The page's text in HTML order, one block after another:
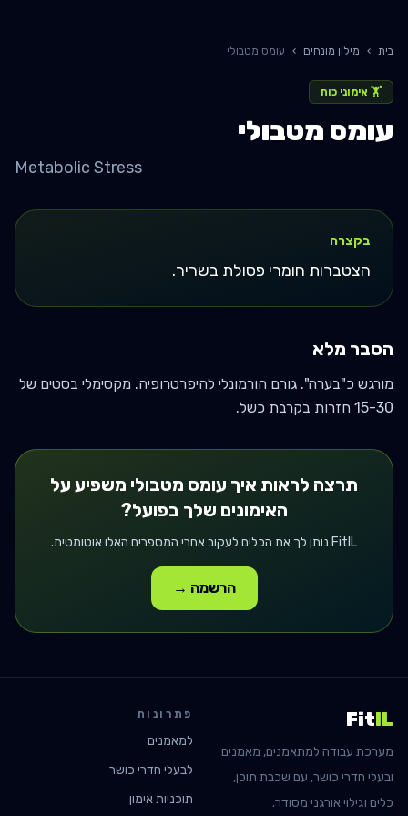
בית › מילון מונחים › עומס מטבולי
🏋️ אימוני כוח
עומס מטבולי
Metabolic Stress
בקצרה
הצטברות חומרי פסולת בשריר.
הסבר מלא
מורגש כ"בערה". גורם הורמונלי להיפרטרופיה. מקסימלי בסטים של
15-30 חזרות בקרבת כשל.
תרצה לראות איך עומס מטבולי משפיע על
האימונים שלך בפועל?
FitIL נותן לך את הכלים לעקוב אחרי המספרים האלו אוטומטית.
הרשמה →
FitIL
מערכת עבודה למתאמנים, מאמנים
ובעלי חדרי כושר, עם שכבת תוכן,
כלים וגילוי אורגני מסודר.
פתרונות
למאמנים
לבעלי חדרי כושר
תוכניות אימון